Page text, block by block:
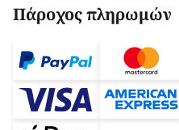
Πάροχος πληρωμών